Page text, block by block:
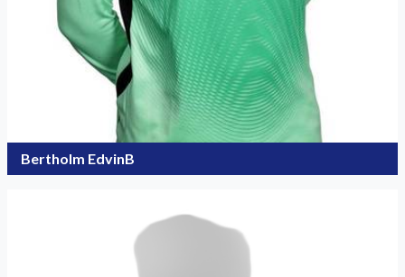
Bertholm EdvinB